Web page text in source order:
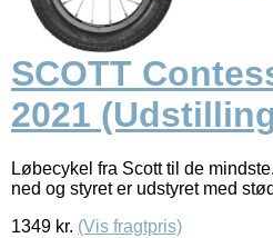
SCOTT
2021
Løbecykel fra Scott til de
ned og styret er udstyret med
1349 kr. (Vis fragtpris)